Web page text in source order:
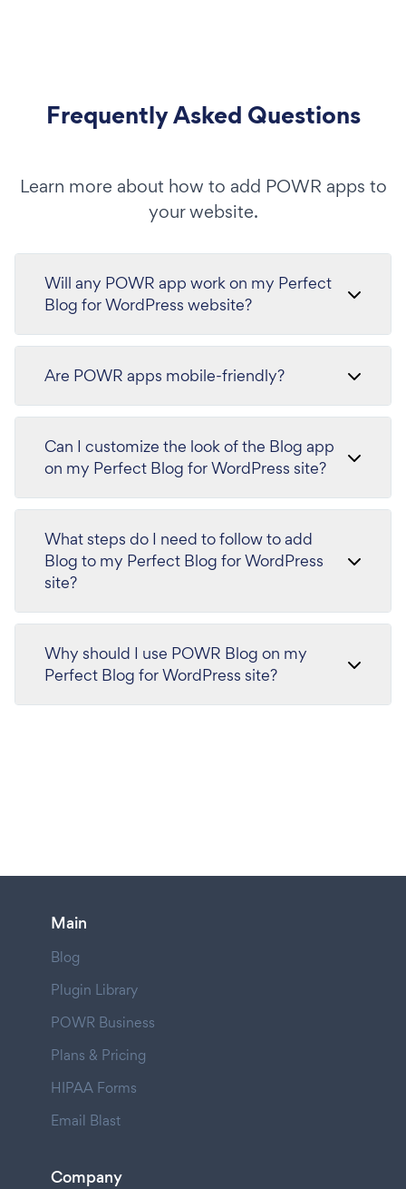
Frequently Asked Questions
Learn more about how to add POWR apps to
your website.
Will any POWR app work on my Perfect
Blog for WordPress website?
Are POWR apps mobile-friendly?
Can I customize the look of the Blog app
on my Perfect Blog for WordPress site?
What steps do I need to follow to add
Blog to my Perfect Blog for WordPress
site?
Why should I use POWR Blog on my
Perfect Blog for WordPress site?
Main
Blog
Plugin Library
POWR Business
Plans & Pricing
HIPAA Forms
Email Blast
Company